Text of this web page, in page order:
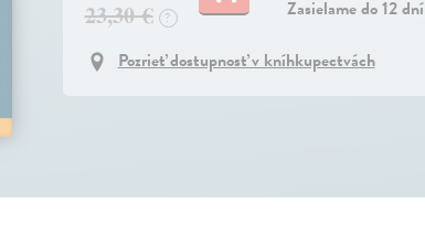
23,30 € ?
Zasielame do 12 dní
Pozrieť dostupnosť v kníhkupectvách